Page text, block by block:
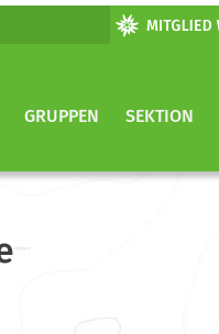
GRUPPEN SEKTION